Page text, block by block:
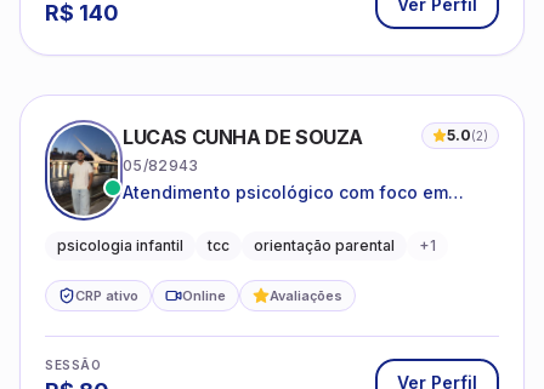
R$ 140
LUCAS CUNHA DE SOUZA 5.0(2)
05/82943
Atendimento psicológico com foco em
promovendo equilíbrio emocional e
psicologia infantil tcc orientação parental +1
CRP ativo Online Avaliações
SESSÃO
Ver Perfil